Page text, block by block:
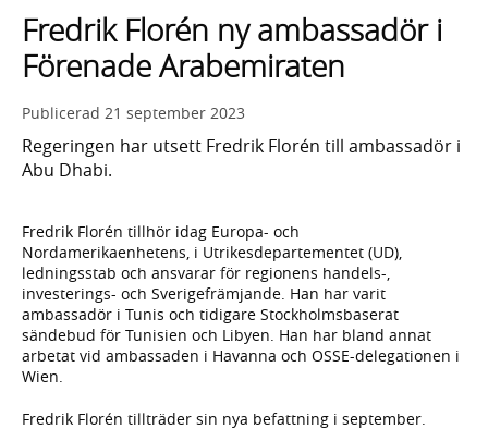
lista
med
sökförslag
Fredrik Florén ny ambassadör i
Förenade Arabemiraten
Publicerad 21 september 2023
Regeringen har utsett Fredrik Florén till ambassadör i
Abu Dhabi.
Fredrik Florén tillhör idag Europa- och
Nordamerikaenhetens, i Utrikesdepartementet (UD),
ledningsstab och ansvarar för regionens handels-,
investerings- och Sverigefrämjande. Han har varit
ambassadör i Tunis och tidigare Stockholmsbaserat
sändebud för Tunisien och Libyen. Han har bland annat
arbetat vid ambassaden i Havanna och OSSE-delegationen i
Wien.
Fredrik Florén tillträder sin nya befattning i september.